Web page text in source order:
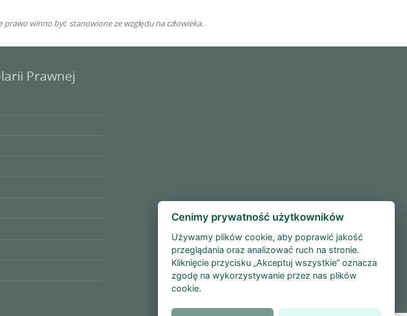
winno być stanowione ze względu na człowieka.
Prawnej
Cenimy prywatność użytkowników
Używamy plików cookie, aby poprawić jakość
przeglądania oraz analizować ruch na stronie.
Kliknięcie przycisku „Akceptuj wszystkie” oznacza
zgodę na wykorzystywanie przez nas plików
cookie.